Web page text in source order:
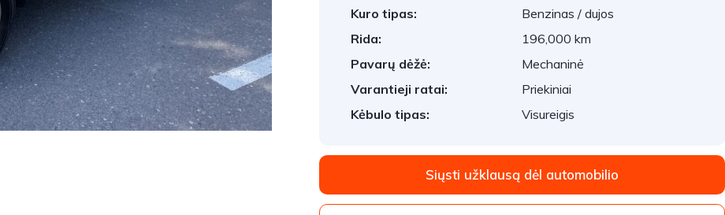
Kuro tipas:
Benzinas / dujos
Rida:
196,000 km
Pavarų dėžė:
Mechaninė
Varantieji ratai:
Priekiniai
Kėbulo tipas:
Visureigis
Siųsti užklausą dėl automobilio